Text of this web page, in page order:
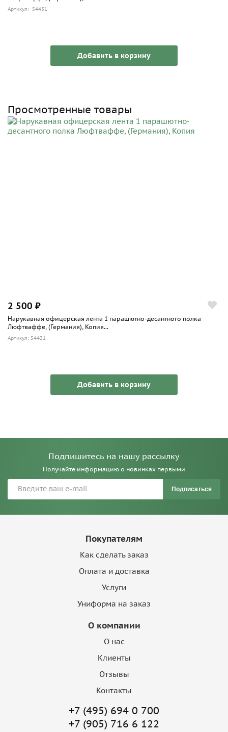
Артикул: 54431
Добавить в корзину
Просмотренные товары
2 500 ₽
Нарукавная офицерская лента 1 парашютно-десантного полка
Люфтваффе, (Германия), Копия...
Артикул: 54431
Добавить в корзину
Подпишитесь на нашу рассылку
Получайте информацию о новинках первыми
Подписаться
Покупателям
Как сделать заказ
Оплата и доставка
Услуги
Униформа на заказ
О компании
О нас
Клиенты
Отзывы
Контакты
+7 (495) 694 0 700
+7 (905) 716 6 122